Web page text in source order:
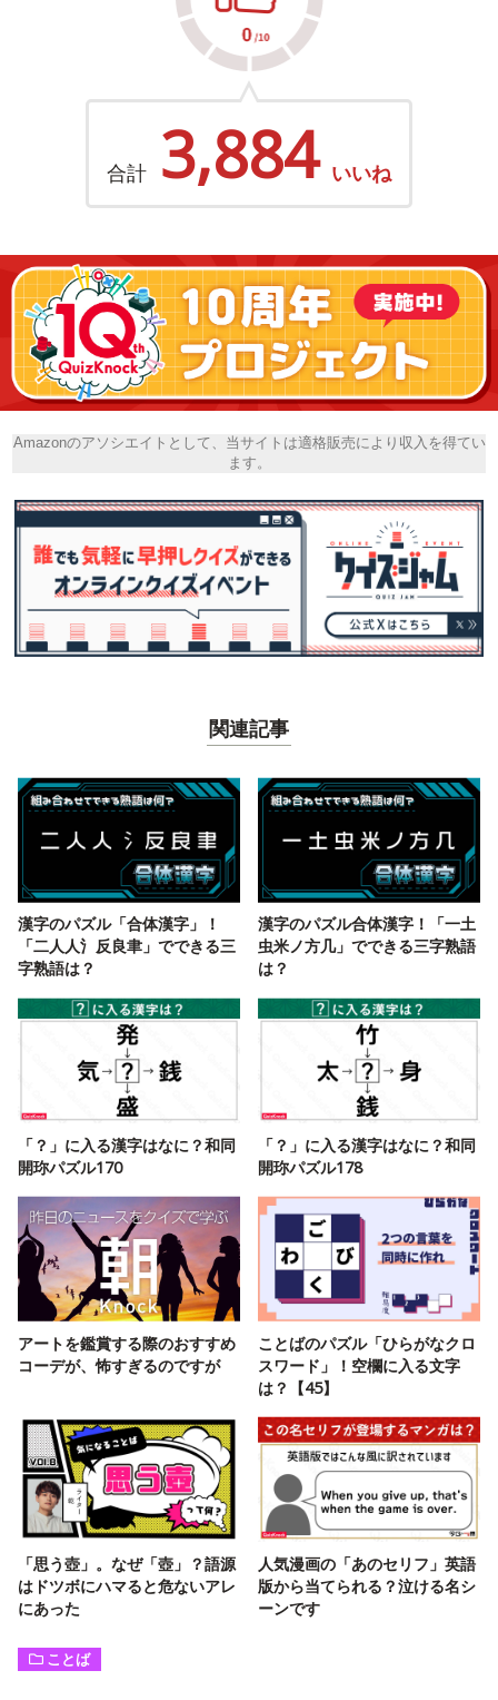
合計 3,884 いいね
Amazonのアソシエイトとして、当サイトは適格販売により収入を得てい
ます。
関連記事
漢字のパズル「合体漢字」！
「二人人氵反良聿」でできる三
字熟語は？
漢字のパズル合体漢字！「一土
虫米ノ方几」でできる三字熟語
は？
「？」に入る漢字はなに？和同
開珎パズル170
「？」に入る漢字はなに？和同
開珎パズル178
アートを鑑賞する際のおすすめ
コーデが、怖すぎるのですが
ことばのパズル「ひらがなクロ
スワード」！空欄に入る文字
は？【45】
「思う壺」。なぜ「壺」？語源
はドツボにハマると危ないアレ
にあった
人気漫画の「あのセリフ」英語
版から当てられる？泣ける名シ
ーンです
ことば